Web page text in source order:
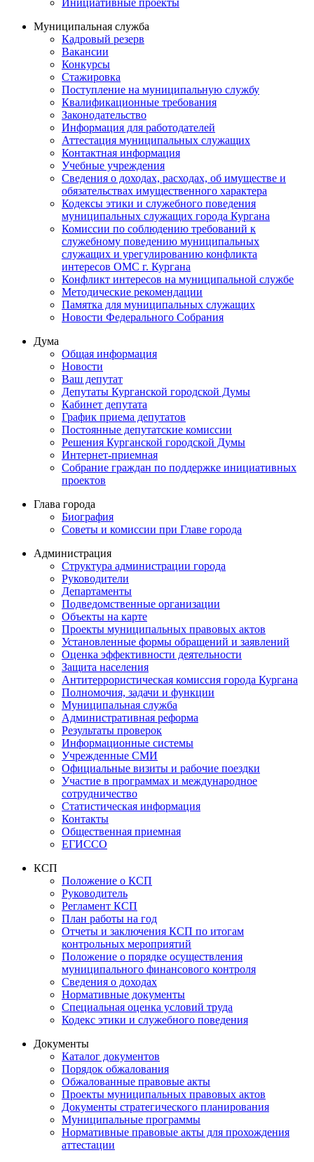
Инициативные проекты
Муниципальная служба
Кадровый резерв
Вакансии
Конкурсы
Стажировка
Поступление на муниципальную службу
Квалификационные требования
Законодательство
Информация для работодателей
Аттестация муниципальных служащих
Контактная информация
Учебные учреждения
Сведения о доходах, расходах, об имуществе и
обязательствах имущественного характера
Кодексы этики и служебного поведения
муниципальных служащих города Кургана
Комиссии по соблюдению требований к
служебному поведению муниципальных
служащих и урегулированию конфликта
интересов ОМС г. Кургана
Конфликт интересов на муниципальной службе
Методические рекомендации
Памятка для муниципальных служащих
Новости Федерального Cобрания
Дума
Общая информация
Новости
Ваш депутат
Депутаты Курганской городской Думы
Кабинет депутата
График приема депутатов
Постоянные депутатские комиссии
Решения Курганской городской Думы
Интернет-приемная
Собрание граждан по поддержке инициативных
проектов
Глава города
Биография
Советы и комиссии при Главе города
Администрация
Структура администрации города
Руководители
Департаменты
Подведомственные организации
Объекты на карте
Проекты муниципальных правовых актов
Установленные формы обращений и заявлений
Оценка эффективности деятельности
Защита населения
Антитеррористическая комиссия города Кургана
Полномочия, задачи и функции
Муниципальная служба
Административная реформа
Результаты проверок
Информационные системы
Учрежденные СМИ
Официальные визиты и рабочие поездки
Участие в программах и международное
сотрудничество
Статистическая информация
Контакты
Общественная приемная
ЕГИССО
КСП
Положение о КСП
Руководитель
Регламент КСП
План работы на год
Отчеты и заключения КСП по итогам
контрольных мероприятий
Положение о порядке осуществления
муниципального финансового контроля
Сведения о доходах
Нормативные документы
Специальная оценка условий труда
Кодекс этики и служебного поведения
Документы
Каталог документов
Порядок обжалования
Обжалованные правовые акты
Проекты муниципальных правовых актов
Документы стратегического планирования
Муниципальные программы
Нормативные правовые акты для прохождения
аттестации